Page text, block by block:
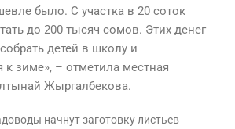
было. С участка в 20 соток
до 200 тысяч сомов. Этих денег
детей в школу и
к зиме», – отметила местная
Жыргалбекова.
начнут заготовку листьев